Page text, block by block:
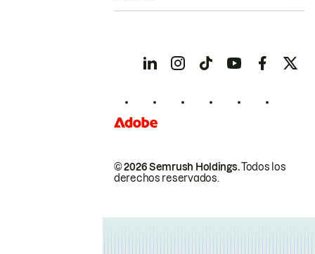
© 2026 Semrush Holdings.Todos los
derechos reservados.